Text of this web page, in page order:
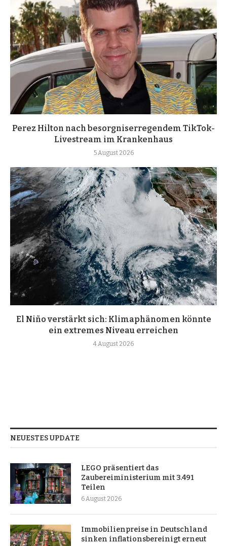
Perez Hilton nach besorgniserregendem TikTok-
Livestream im Krankenhaus
5 August 2026
El Niño verstärkt sich: Klimaphänomen könnte
ein extremes Niveau erreichen
4 August 2026
NEUESTES UPDATE
LEGO präsentiert das
Zaubereiministerium mit 3.491
Teilen
6 August 2026
Immobilienpreise in Deutschland
sinken inflationsbereinigt erneut